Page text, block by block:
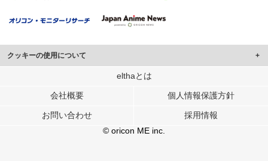
クッキーの使用について
このサイトでは Cookie を使用して、ユーザーに合わせたコンテンツや広告の
行っています。
メディアや広告配信、データ解析の各パートナーに提供しています。
各パートナーは、この情報とユーザーが各パートナーに提供した他の情報や、
ユーザーが各パートナーのサービスを使用したときに収集した他の情報を組み
elthaとは
会社概要 個人情報保護方針
お問い合わせ
採用情報
© oricon ME inc.